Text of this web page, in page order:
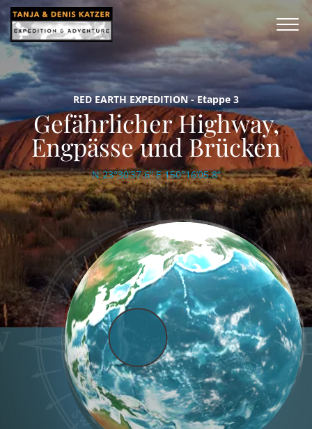
RED EARTH EXPEDITION - Etappe 3
Gefährlicher Highway,
Engpässe und Brücken
N 23°30’37.6“ E 150°16’05.8“